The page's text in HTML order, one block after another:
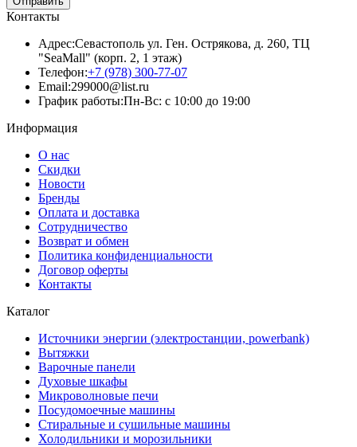
Контакты
Адрес:Севастополь ул. Ген. Острякова, д. 260, ТЦ
"SeaMall" (корп. 2, 1 этаж)
Телефон:+7 (978) 300-77-07
Email:299000@list.ru
График работы:Пн-Вс: с 10:00 до 19:00
Информация
О нас
Скидки
Новости
Бренды
Оплата и доставка
Сотрудничество
Возврат и обмен
Политика конфиденциальности
Договор оферты
Контакты
Каталог
Источники энергии (электростанции, powerbank)
Вытяжки
Варочные панели
Духовые шкафы
Микроволновые печи
Посудомоечные машины
Стиральные и сушильные машины
Холодильники и морозильники